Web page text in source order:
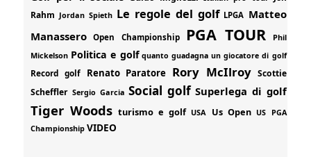
Rahm Jordan Spieth Le regole del golf LPGA Matteo
Manassero
Open Championship PGA TOUR
Phil
Mickelson Politica e golf quanto guadagna un giocatore di golf
Record golf Renato Paratore Rory McIlroy Scottie
Scheffler Sergio Garcia Social golf Superlega di golf
Tiger Woods turismo e golf USA Us Open US PGA
Championship VIDEO